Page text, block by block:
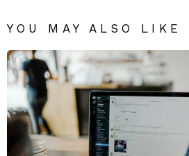
YOU MAY ALSO LIKE